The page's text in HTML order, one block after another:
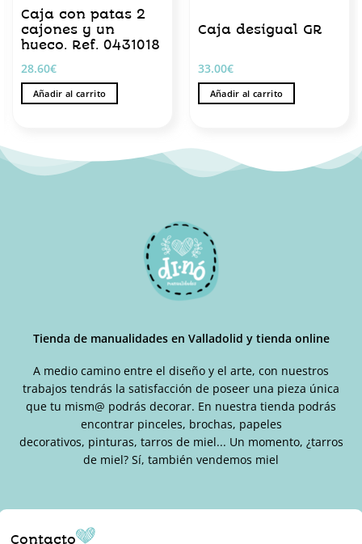
Caja con patas 2
cajones y un
hueco. Ref. 0431018
28.60€
Añadir al carrito
Caja desigual GR
33.00€
Añadir al carrito
Tienda de manualidades en Valladolid y tienda online
A medio camino entre el diseño y el arte, con nuestros
trabajos tendrás la satisfacción de poseer una pieza única
que tu mism@ podrás decorar. En nuestra tienda podrás
encontrar pinceles, brochas, papeles
decorativos, pinturas, tarros de miel... Un momento, ¿tarros
de miel? Sí, también vendemos miel
Contacto